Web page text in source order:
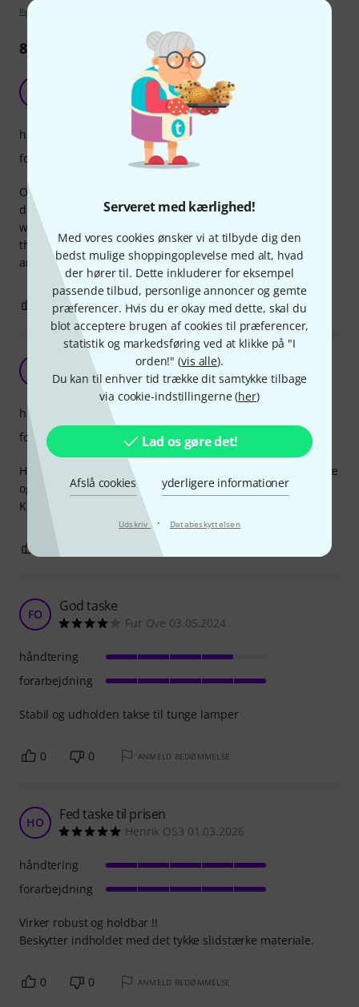
Serveret med kærlighed!
Med vores cookies ønsker vi at tilbyde dig den
bedst mulige shoppingoplevelse med alt, hvad
der hører til. Dette inkluderer for eksempel
passende tilbud, personlige annoncer og gemte
præferencer. Hvis du er okay med dette, skal du
blot acceptere brugen af cookies til præferencer,
statistik og markedsføring ved at klikke på "I
orden!" (vis alle).
Du kan til enhver tid trække dit samtykke tilbage
via cookie-indstillingerne (her)
Lad os gøre det!
Afslå cookies yderligere informationer
Udskriv · Databeskyttelsen
Retningslinjer for anmeldelser
89
Nice pack for the price.
Niklas Lamhauge 21.08.2023
Overall, it’s a good bag, but the Velcro only holds the
departments in the sites. It would have been nice, if there
was also Velcro in the bottom of the bag. If you have small
things like plugs and cables lying in the departments, they
are all over the back. But still, good quality for the price.
håndtering
forarbejdning
0 ANMELD BEDØMMELSE
Transport taske
Morten Jakobsen 01.11.2023
Har købt denne taske til nogle af mine LED spots. Solid taske
og kvalitet. Med rum inddeling, så spots ikke bliver ridset.
Kan klart anbefales. God pris.
håndtering
forarbejdning
ANMELD BEDØMMELSE
FO God taske
Fur Ove 03.05.2024
Stabil og udholden takse til tunge lamper
håndtering
forarbejdning
0 0 ANMELD BEDØMMELSE
HO Fed taske til prisen
Henrik OS3 01.03.2026
Virker robust og holdbar !!
Beskytter indholdet med det tykke slidstærke materiale.
håndtering
forarbejdning
0 0 ANMELD BEDØMMELSE